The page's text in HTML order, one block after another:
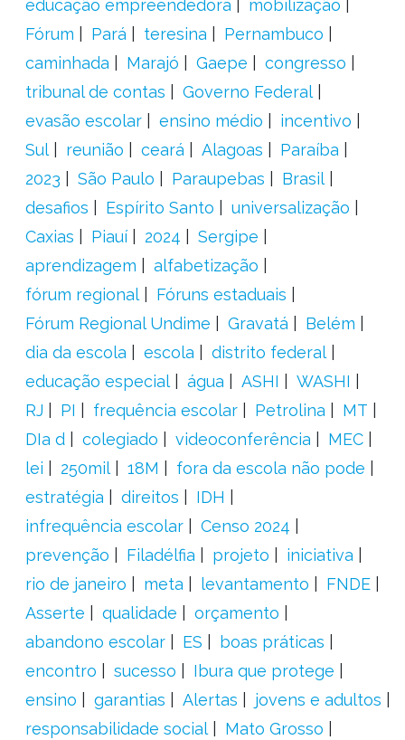
educação empreendedora
mobilização
Fórum
Pará teresina
Pernambuco
caminhada
Marajó Gaepe
congresso
tribunal de contas
Governo Federal
evasão escolar
ensino médio
incentivo
Sul
reunião ceará Alagoas
Paraíba
2023
São Paulo Paraupebas
Brasil
desafios
Espírito Santo
universalização
Caxias
Piauí 2024
Sergipe
aprendizagem
alfabetização
fórum regional
Fóruns estaduais
Fórum Regional Undime
Gravatá
Belém
dia da escola
escola
distrito federal
educação especial
água ASHI
WASHI
RJ
PI frequência escolar Petrolina
MT
DIa d
colegiado videoconferência
MEC
lei
250mil 18M
fora da escola não pode
estratégia
direitos
IDH
infrequência escolar
Censo 2024
prevenção
Filadélfia projeto
iniciativa
rio de janeiro
meta levantamento
FNDE
Asserte
qualidade
orçamento
abandono escolar
ES
boas práticas
encontro
sucesso
Ibura que protege
ensino
garantias Alertas
jovens e adultos
responsabilidade social
Mato Grosso